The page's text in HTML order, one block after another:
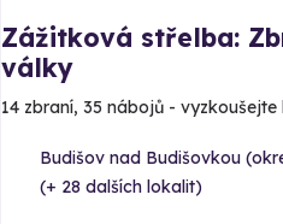
Zážitková střelba:
války
14 zbraní, 35 nábojů -
Budišov nad Budišovkou
(+ 28 dalších lokalit)